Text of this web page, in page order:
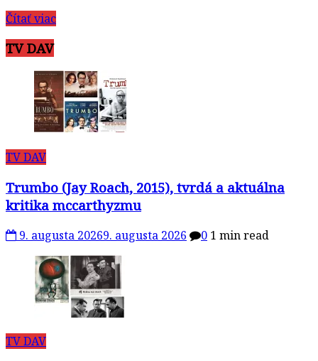
Čítať viac
TV DAV
TV DAV
Trumbo (Jay Roach, 2015), tvrdá a aktuálna
kritika mccarthyzmu
9. augusta 20269. augusta 2026 0 1 min read
TV DAV